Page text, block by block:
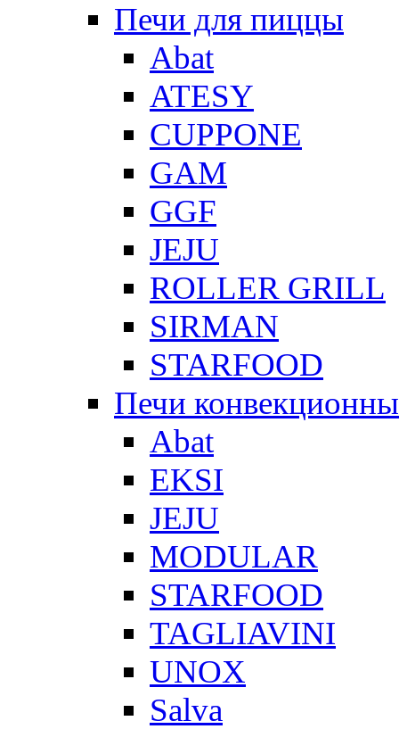
Печи для пиццы
Abat
ATESY
CUPPONE
GAM
GGF
JEJU
ROLLER GRILL
SIRMAN
STARFOOD
Печи
Abat
EKSI
JEJU
MODULAR
STARFOOD
TAGLIAVINI
UNOX
Salva